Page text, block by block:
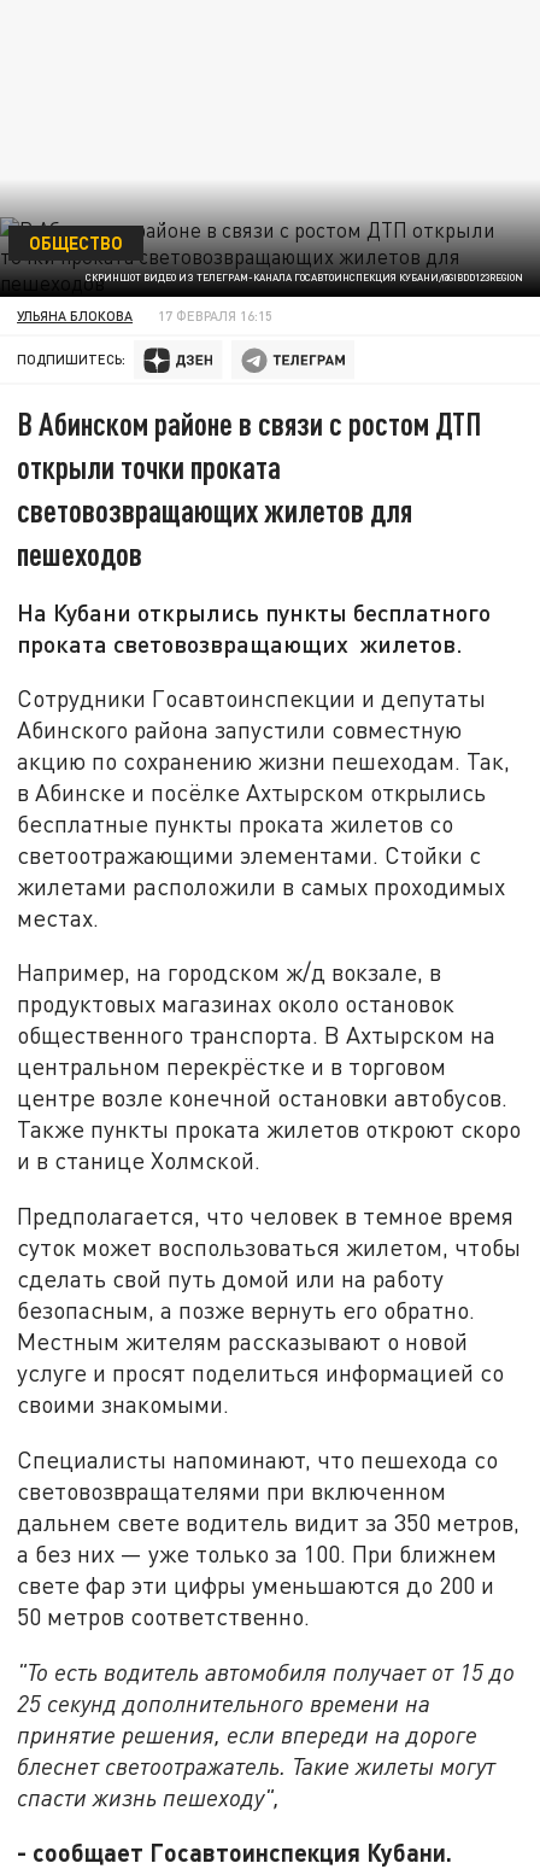
СКРИНШОТ ВИДЕО ИЗ ТЕЛЕГРАМ-КАНАЛА ГОСАВТОИНСПЕКЦИЯ КУБАНИ/@GIBDD123REGION
ОБЩЕСТВО
УЛЬЯНА БЛОКОВА 17 ФЕВРАЛЯ 16:15
ПОДПИШИТЕСЬ:
В Абинском районе в связи с ростом ДТП
открыли точки проката
световозвращающих жилетов для
пешеходов
На Кубани открылись пункты бесплатного
проката световозвращающих жилетов.
Сотрудники Госавтоинспекции и депутаты
Абинского района запустили совместную
акцию по сохранению жизни пешеходам. Так,
в Абинске и посёлке Ахтырском открылись
бесплатные пункты проката жилетов со
светоотражающими элементами. Стойки с
жилетами расположили в самых проходимых
местах.
Например, на городском ж/д вокзале, в
продуктовых магазинах около остановок
общественного транспорта. В Ахтырском на
центральном перекрёстке и в торговом
центре возле конечной остановки автобусов.
Также пункты проката жилетов откроют скоро
и в станице Холмской.
Предполагается, что человек в темное время
суток может воспользоваться жилетом, чтобы
сделать свой путь домой или на работу
безопасным, а позже вернуть его обратно.
Местным жителям рассказывают о новой
услуге и просят поделиться информацией со
своими знакомыми.
Специалисты напоминают, что пешехода со
световозвращателями при включенном
дальнем свете водитель видит за 350 метров,
а без них — уже только за 100. При ближнем
свете фар эти цифры уменьшаются до 200 и
50 метров соответственно.
"То есть водитель автомобиля получает от 15 до
25 секунд дополнительного времени на
принятие решения, если впереди на дороге
блеснет светоотражатель. Такие жилеты могут
спасти жизнь пешеходу",
- сообщает Госавтоинспекция Кубани.